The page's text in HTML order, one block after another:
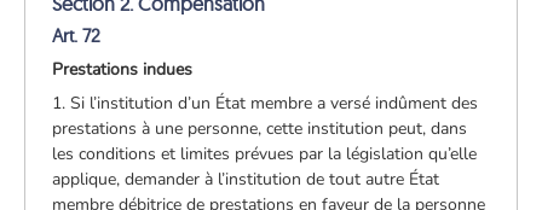
Art. 72
Prestations indues
1. Si l’institution d’un État membre a versé indûment des
prestations à une personne, cette institution peut, dans
les conditions et limites prévues par la législation qu’elle
applique, demander à l’institution de tout autre État
membre débitrice de prestations en faveur de la personne